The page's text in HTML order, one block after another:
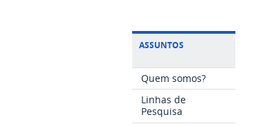
ASSUNTOS
Quem somos?
Linhas de
Pesquisa